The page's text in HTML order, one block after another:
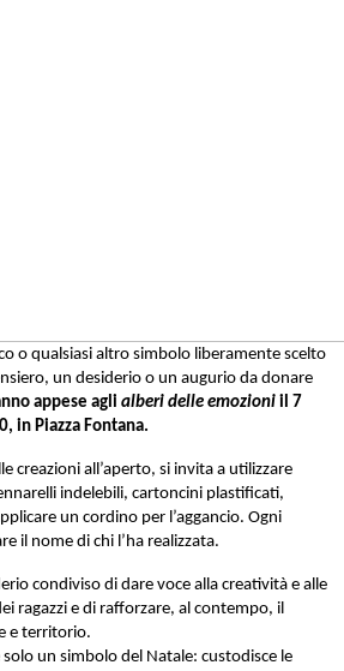
o qualsiasi altro simbolo liberamente scelto
un desiderio o un augurio da donare
appese agli alberi delle emozioni il 7
in Piazza Fontana.
creazioni all’aperto, si invita a utilizzare
indelebili, cartoncini plastificati,
un cordino per l’aggancio. Ogni
il nome di chi l’ha realizzata.
condiviso di dare voce alla creatività e alle
ragazzi e di rafforzare, al contempo, il
e territorio.
un simbolo del Natale: custodisce le